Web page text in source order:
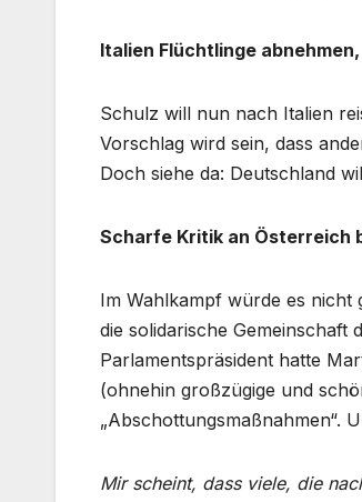
Italien Flüchtlinge
Schulz will nun nach Italien
Vorschlag wird sein, dass
Doch siehe da: Deutschland
Scharfe Kritik an Österreich
Im Wahlkampf würde es nicht
die solidarische Gemeinschaft
Parlamentspräsident hatte
(ohnehin großzügige und
„Abschottungsmaßnahmen“.
Mir scheint, dass viele, die